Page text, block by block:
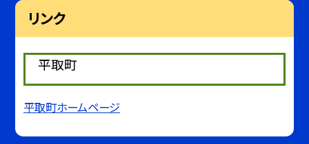
リンク
平取町
平取町ホームページ